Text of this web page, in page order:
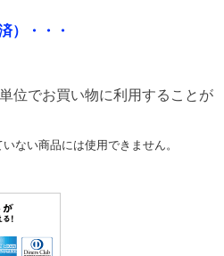
）・・・
位でお買い物に利用することが
ない商品には使用できません。